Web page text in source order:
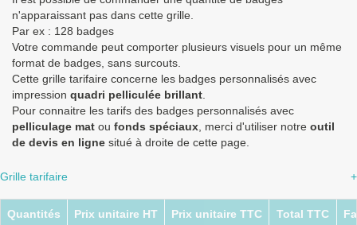
n'apparaissant pas dans cette grille.
Par ex : 128 badges
Votre commande peut comporter plusieurs visuels pour un même
format de badges, sans surcouts.
Cette grille tarifaire concerne les badges personnalisés avec
impression quadri pelliculée brillant
Pour connaitre les tarifs des badges personnalisés avec
pelliculage mat ou fonds spéciaux , merci d'utiliser notre outil
de devis en ligne situé à droite de cette page.
Grille tarifaire +
Quantités Prix unitaire HT Prix unitaire TTC Total TTC